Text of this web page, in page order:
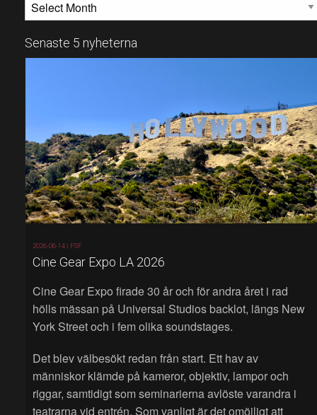
Senaste 5 nyheterna
2026-06-14 | FSF
Cine Gear Expo LA 2026
Cine Gear Expo firade 30 år och för andra året i rad
hölls mässan på Universal Studios backlot, längs New
York Street och i fem olika soundstages.
Det blev välbesökt redan från start. Ett hav av
människor klämde på kameror, objektiv, lampor och
riggar, samtidigt som seminarierna avlöste varandra i
teatrarna vid entrén. Som vanligt är det omöjligt att